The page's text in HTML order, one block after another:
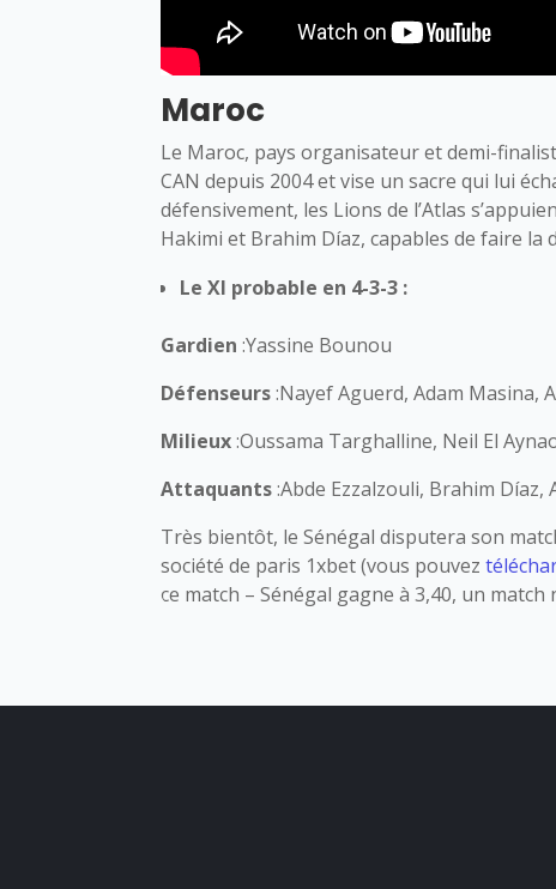
Maroc
Le Maroc, pays organisateur et demi-
CAN depuis 2004 et vise un sacre qui lui
défensivement, les Lions de l’Atlas
Hakimi et Brahim Díaz, capables de faire la
Le XI probable en 4-3-3 :
Gardien :Yassine Bounou
Défenseurs:Nayef Aguerd, Adam Masina,
Milieux:Oussama Targhalline, Neil El
Attaquants:Abde Ezzalzouli, Brahim Díaz,
Très bientôt, le Sénégal disputera son
société de paris 1xbet (vous pouvez
ce match – Sénégal gagne à 3,40, un